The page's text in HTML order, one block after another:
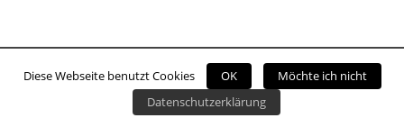
Copyright ©2026. Viernheim Online
Datenschutzerklärung
Diese Webseite benutzt Cookies OK
Möchte ich nicht
Datenschutzerklärung